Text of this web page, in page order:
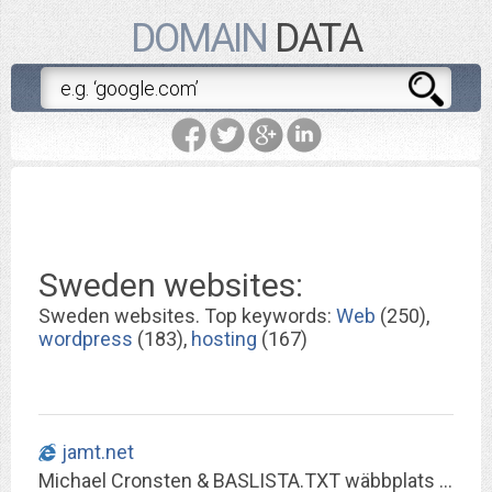
DOMAIN DATA
Sweden websites:
Sweden websites. Top keywords: Web (250),
wordpress (183), hosting (167)
jamt.net
Michael Cronsten & BASLISTA.TXT wäbbplats (privata)